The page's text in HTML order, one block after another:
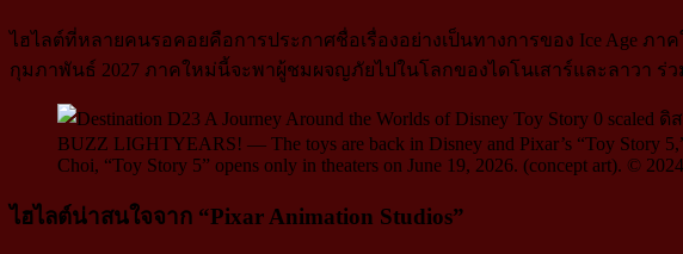
ไฮไลต์ที่หลายคนรอคอยคือการประกาศชื่อเรื่องอย่างเป็นทางการของ Ice Age ภา
กุมภาพันธ์ 2027 ภาคใหม่นี้จะพาผู้ชมผจญภัยไปในโลกของไดโนเสาร์และลาวา ร่ว
BUZZ LIGHTYEARS! — The toys are back in Disney and Pixar’s “Toy Story
Choi, “Toy Story 5” opens only in theaters on June 19, 2026. (concept art). ©
ไฮไลต์น่าสนใจจาก “Pixar Animation Studios”